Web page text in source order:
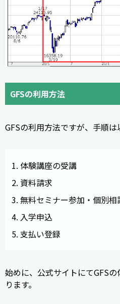
GFSの利用方法
GFSの利用方法ですが、手順は
体験講座の受講
資料請求
無料セミナー参加・個別相
入学申込
支払い登録
始めに、公式サイトにてGFS
ります。